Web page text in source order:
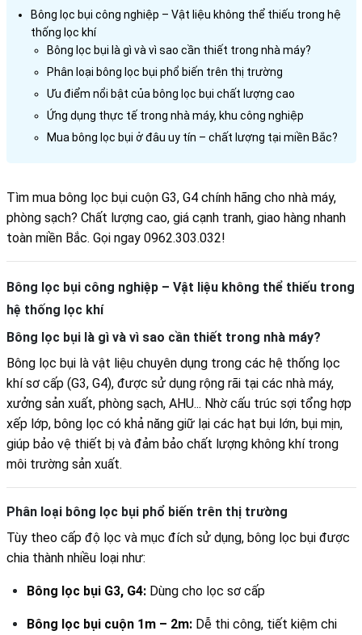
Bông lọc bụi công nghiệp – Vật liệu không thể thiếu trong hệ
thống lọc khí
Bông lọc bụi là gì và vì sao cần thiết trong nhà máy?
Phân loại bông lọc bụi phổ biến trên thị trường
Ưu điểm nổi bật của bông lọc bụi chất lượng cao
Ứng dụng thực tế trong nhà máy, khu công nghiệp
Mua bông lọc bụi ở đâu uy tín – chất lượng tại miền Bắc?
Tìm mua bông lọc bụi cuộn G3, G4 chính hãng cho nhà máy,
phòng sạch? Chất lượng cao, giá cạnh tranh, giao hàng nhanh
toàn miền Bắc. Gọi ngay 0962.303.032!
Bông lọc bụi công nghiệp – Vật liệu không thể thiếu trong
hệ thống lọc khí
Bông lọc bụi là gì và vì sao cần thiết trong nhà máy?
Bông lọc bụi là vật liệu chuyên dụng trong các hệ thống lọc
khí sơ cấp (G3, G4), được sử dụng rộng rãi tại các nhà máy,
xưởng sản xuất, phòng sạch, AHU... Nhờ cấu trúc sợi tổng hợp
xếp lớp, bông lọc có khả năng giữ lại các hạt bụi lớn, bụi mịn,
giúp bảo vệ thiết bị và đảm bảo chất lượng không khí trong
môi trường sản xuất.
Phân loại bông lọc bụi phổ biến trên thị trường
Tùy theo cấp độ lọc và mục đích sử dụng, bông lọc bụi được
chia thành nhiều loại như:
Bông lọc bụi G3, G4:Dùng cho lọc sơ cấp
Bông lọc bụi cuộn 1m – 2m:Dễ thi công, tiết kiệm chi